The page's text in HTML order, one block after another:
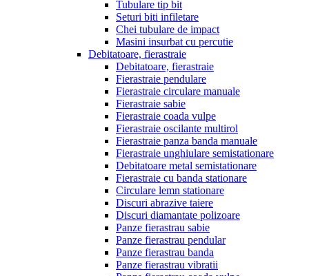
Tubulare tip bit
Seturi biti infiletare
Chei tubulare de impact
Masini insurbat cu percutie
Debitatoare, fierastraie
Debitatoare, fierastraie
Fierastraie pendulare
Fierastraie circulare manuale
Fierastraie sabie
Fierastraie coada vulpe
Fierastraie oscilante multirol
Fierastraie panza banda manuale
Fierastraie unghiulare semistationare
Debitatoare metal semistationare
Fierastraie cu banda stationare
Circulare lemn stationare
Discuri abrazive taiere
Discuri diamantate polizoare
Panze fierastrau sabie
Panze fierastrau pendular
Panze fierastrau banda
Panze fierastrau vibratii